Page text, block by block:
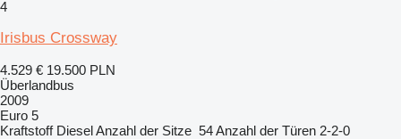
4
Irisbus Crossway
4.529 € 19.500 PLN
Überlandbus
2009
Euro 5
Kraftstoff DieselAnzahl der Sitze 54Anzahl der Türen 2-2-0